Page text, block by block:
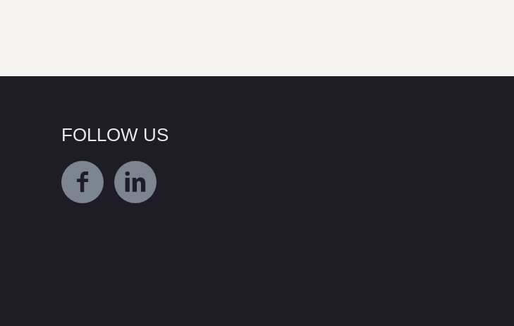
FOLLOW US